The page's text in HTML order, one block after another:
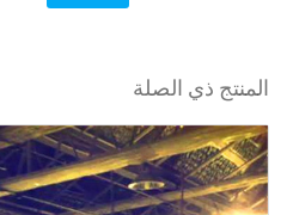
المنتج ذي الصلة